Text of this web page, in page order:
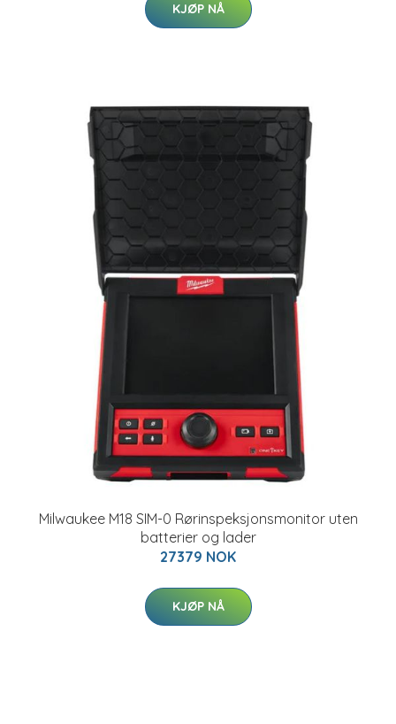
KJØP NÅ
Milwaukee M18 SIM-0 Rørinspeksjonsmonitor uten
batterier og lader
27379 NOK
KJØP NÅ